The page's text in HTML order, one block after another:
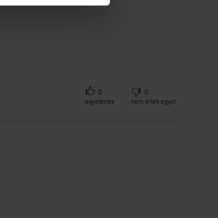
0
egyetértek
0
nem értek egyet